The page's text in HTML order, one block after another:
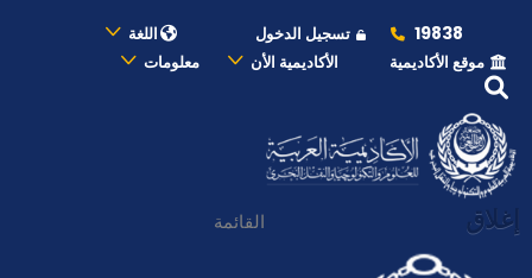
19838 تسجيل الدخول
اللغة
موقع الأكاديمية
الأكاديمية الأن معلومات
إغلاق القائمة